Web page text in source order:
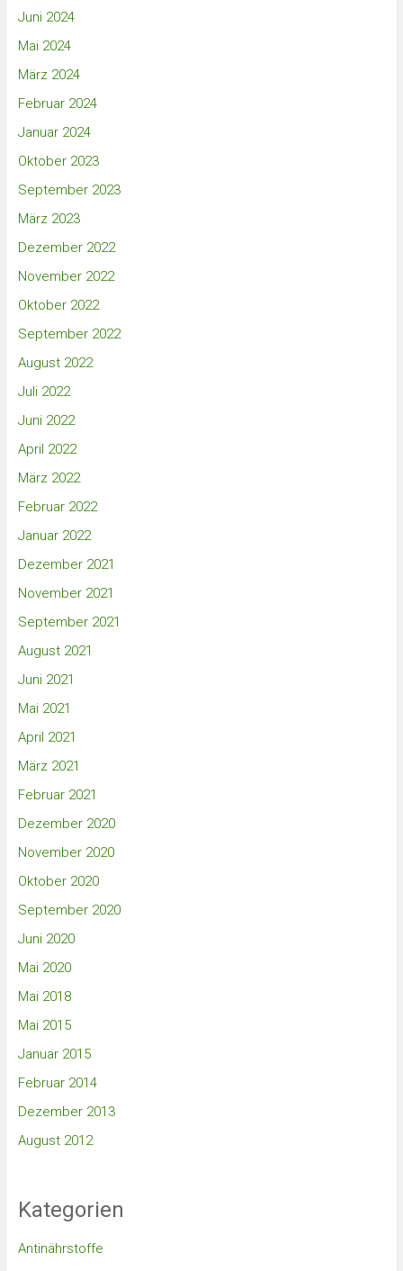
Juni 2024
Mai 2024
März 2024
Februar 2024
Januar 2024
Oktober 2023
September 2023
März 2023
Dezember 2022
November 2022
Oktober 2022
September 2022
August 2022
Juli 2022
Juni 2022
April 2022
März 2022
Februar 2022
Januar 2022
Dezember 2021
November 2021
September 2021
August 2021
Juni 2021
Mai 2021
April 2021
März 2021
Februar 2021
Dezember 2020
November 2020
Oktober 2020
September 2020
Juni 2020
Mai 2020
Mai 2018
Mai 2015
Januar 2015
Februar 2014
Dezember 2013
August 2012
Kategorien
Antinährstoffe